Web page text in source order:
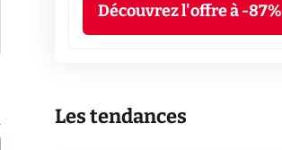
Découvrez l'offre à -87%
Les tendances